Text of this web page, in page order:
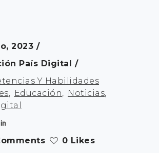
2023
País Digital
Y Habilidades
Educación Noticias
0 Likes